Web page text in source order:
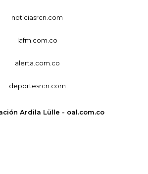
noticiasrcn.com
lafm.com.co
alerta.com.co
deportesrcn.com
Ardila Lülle - oal.com.co